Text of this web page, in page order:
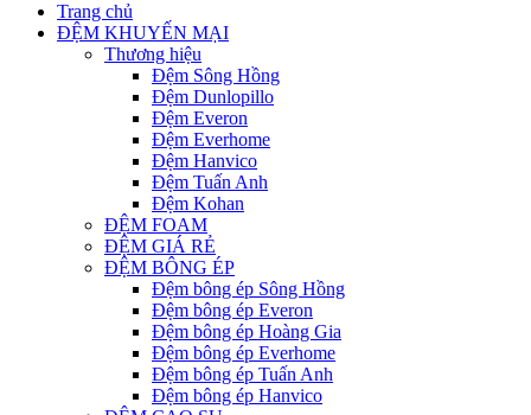
Trang chủ
ĐỆM KHUYẾN MẠI
Thương hiệu
Đệm Sông Hồng
Đệm Dunlopillo
Đệm Everon
Đệm Everhome
Đệm Hanvico
Đệm Tuấn Anh
Đệm Kohan
ĐỆM FOAM
ĐỆM GIÁ RẺ
ĐỆM BÔNG ÉP
Đệm bông ép Sông Hồng
Đệm bông ép Everon
Đệm bông ép Hoàng Gia
Đệm bông ép Everhome
Đệm bông ép Tuấn Anh
Đệm bông ép Hanvico